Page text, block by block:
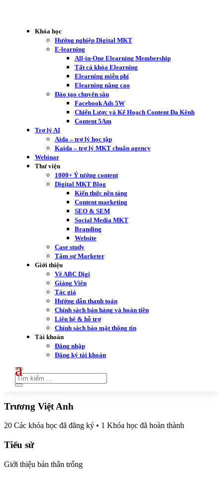
Khóa học
Hướng nghiệp Digital MKT
E-learning
All-in-One Elearning Membership
Tất cả khóa Elearning
Elearning miễn phí
Elearning nâng cao
Đào tạo chuyên sâu
Facebook Ads 5W
Chiến Lược và Kế Hoạch Content Đa Kênh
Content 5Am
Trợ lý AI
Aida – trợ lý học tập
Kaida – trợ lý MKT chuẩn agency
Webinar
Thư viện
1000+ Ý tưởng content
Digital MKT Blog
Kiến thức nền tảng
Content marketing
SEO & SEM
Social Media MKT
Branding
Website
Case study
Tâm sự Marketer
Giới thiệu
Về ABC Digi
Giảng Viên
Tác giả
Hướng dẫn thanh toán
Chính sách bán hàng và hoàn tiền
Liên hệ & hỗ trợ
Chính sách bảo mật thông tin
Tài khoản
Đăng nhập
Đăng ký tài khoản
Trương Việt Anh
20 Các khóa học đã đăng ký • 1 Khóa học đã hoàn thành
Tiểu sử
Giới thiệu bản thân trống